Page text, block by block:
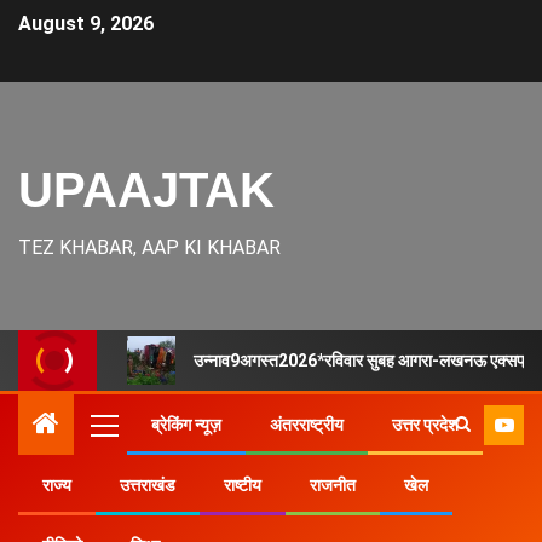
August 9, 2026
UPAAJTAK
TEZ KHABAR, AAP KI KHABAR
उन्नाव9अगस्त2026*रविवार सुबह आगरा-लखनऊ
ब्रेकिंग न्यूज़ अंतरराष्ट्रीय उत्तर प्रदेश
राज्य उत्तराखंड राष्टीय राजनीत खेल